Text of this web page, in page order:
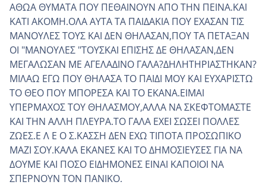
ΑΘΩΑ ΘΥΜΑΤΑ ΠΟΥ ΠΕΘΑΙΝΟΥΝ ΑΠΟ ΤΗΝ ΠΕΙΝΑ.ΚΑΙ
ΚΑΤΙ ΑΚΟΜΗ.ΟΛΑ ΑΥΤΑ ΤΑ ΠΑΙΔΑΚΙΑ ΠΟΥ ΕΧΑΣΑΝ ΤΙΣ
ΜΑΝΟΥΛΕΣ ΤΟΥΣ ΚΑΙ ΔΕΝ ΘΗΛΑΣΑΝ,ΠΟΥ ΤΑ ΠΕΤΑΞΑΝ
ΟΙ "ΜΑΝΟΥΛΕΣ "ΤΟΥΣΚΑΙ ΕΠΙΣΗΣ ΔΕ ΘΗΛΑΣΑΝ,ΔΕΝ
ΜΕΓΑΛΩΣΑΝ ΜΕ ΑΓΕΛΑΔΙΝΟ ΓΑΛΑ?ΔΗΛΗΤΗΡΙΑΣΤΗΚΑΝ?
ΜΙΛΑΩ ΕΓΩ ΠΟΥ ΘΗΛΑΣΑ ΤΟ ΠΑΙΔΙ ΜΟΥ ΚΑΙ ΕΥΧΑΡΙΣΤΩ
ΤΟ ΘΕΟ ΠΟΥ ΜΠΟΡΕΣΑ ΚΑΙ ΤΟ ΕΚΑΝΑ.ΕΙΜΑΙ
ΥΠΕΡΜΑΧΟΣ ΤΟΥ ΘΗΛΑΣΜΟΥ,ΑΛΛΑ ΝΑ ΣΚΕΦΤΟΜΑΣΤΕ
ΚΑΙ ΤΗΝ ΑΛΛΗ ΠΛΕΥΡΑ.ΤΟ ΓΑΛΑ ΕΧΕΙ ΣΩΣΕΙ ΠΟΛΛΕΣ
ΖΩΕΣ.Ε Λ Ε Ο Σ.ΚΑΣΣΗ ΔΕΝ ΕΧΩ ΤΙΠΟΤΑ ΠΡΟΣΩΠΙΚΟ
ΜΑΖΙ ΣΟΥ.ΚΑΛΑ ΕΚΑΝΕΣ ΚΑΙ ΤΟ ΔΗΜΟΣΙΕΥΣΕΣ ΓΙΑ ΝΑ
ΔΟΥΜΕ ΚΑΙ ΠΟΣΟ ΕΙΔΗΜΟΝΕΣ ΕΙΝΑΙ ΚΑΠΟΙΟΙ ΝΑ
ΣΠΕΡΝΟΥΝ ΤΟΝ ΠΑΝΙΚΟ.